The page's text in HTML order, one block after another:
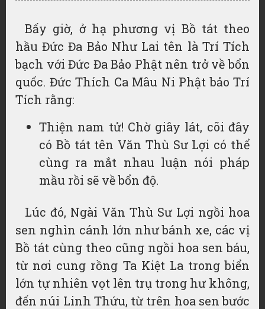
Bấy giờ, ở hạ phương vị Bồ tát theo
hầu Đức Đa Bảo Như Lai tên là Trí Tích
bạch với Đức Đa Bảo Phật nên trở về bổn
quốc. Đức Thích Ca Mâu Ni Phật bảo Trí
Tích rằng:
Thiện nam tử! Chờ giây lát, cõi đây
có Bồ tát tên Văn Thù Sư Lợi có thể
cùng ra mắt nhau luận nói pháp
mầu rồi sẽ về bổn độ.
Lúc đó, Ngài Văn Thù Sư Lợi ngồi hoa
sen nghìn cánh lớn như bánh xe, các vị
Bồ tát cùng theo cũng ngồi hoa sen báu,
từ nơi cung rồng Ta Kiệt La trong biển
lớn tự nhiên vọt lên trụ trong hư không,
đến núi Linh Thứu, từ trên hoa sen bước